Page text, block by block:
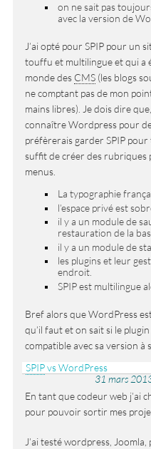
on ne sait pas
avec la version de
J’ai opté pour SPIP pour un
touffu et multilingue et qui a
monde des CMS(les blogs
ne comptant pas de mon
mains libres). Je dois dire
connaître Wordpress pour
préfèrerais garder SPIP pour
suffit de créer des rubriques
menus.
La typographie
l’espace privé est
il y a un module de
restauration de la
il y a un module de
les plugins et leur
endroit.
SPIP est multilingue
Bref alors que WordPress
qu’il faut et on sait si le
compatible avec sa version à
SPIPvs WordPress
31 mars
En tant que codeur web j’ai
pour pouvoir sortir mes
J’ai testé wordpress, Joomla,